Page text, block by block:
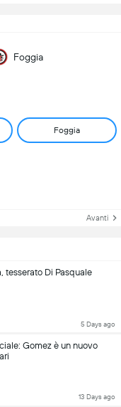
Foggia
Foggia
Avanti
tesserato Di Pasquale
5 Days ago
Gomez è un nuovo
13 Days ago